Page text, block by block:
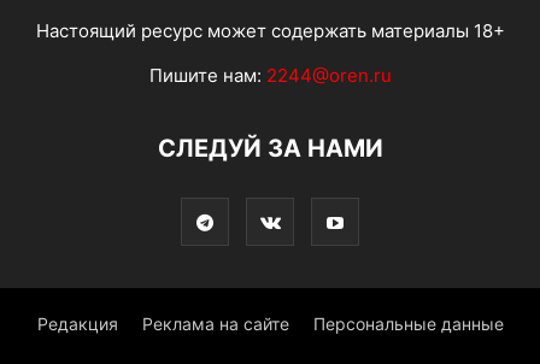
Настоящий ресурс может содержать материалы 18+
Пишите нам: 2244@oren.ru
СЛЕДУЙ ЗА НАМИ
Редакция Реклама на сайте Персональные данные